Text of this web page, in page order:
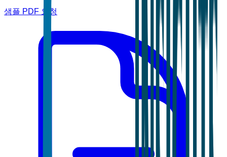
샘플 PDF 요청